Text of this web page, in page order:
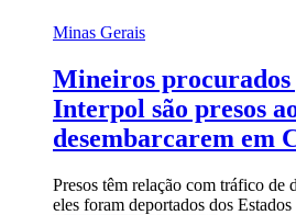
Minas Gerais
Mineiros procurados
Interpol são presos
desembarcarem em
Presos têm relação com tráfico de
eles foram deportados dos